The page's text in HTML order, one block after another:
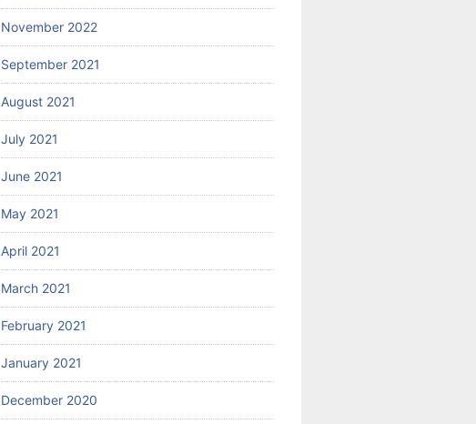
November 2022
September 2021
August 2021
July 2021
June 2021
May 2021
April 2021
March 2021
February 2021
January 2021
December 2020